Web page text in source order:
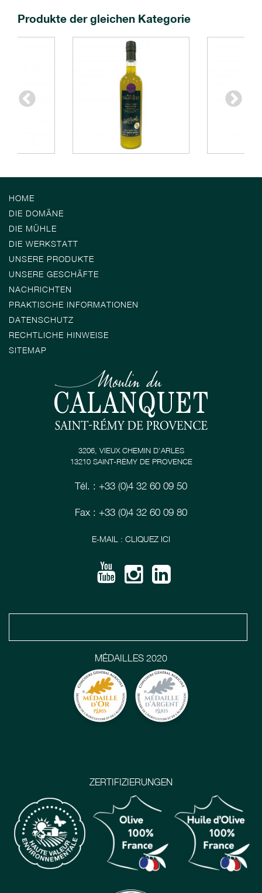
Produkte der gleichen Kategorie
HOME
DIE DOMÄNE
DIE MÜHLE
DIE WERKSTATT
UNSERE PRODUKTE
UNSERE GESCHÄFTE
NACHRICHTEN
PRAKTISCHE INFORMATIONEN
DATENSCHUTZ
RECHTLICHE HINWEISE
SITEMAP
ZERTIFIZIERUNGEN
MÉDAILLES 2020
3206, VIEUX CHEMIN D’ARLES
13210 SAINT-RÉMY DE PROVENCE
Tél. : +33 (0)4 32 60 09 50
Fax : +33 (0)4 32 60 09 80
E-MAIL : CLIQUEZ ICI